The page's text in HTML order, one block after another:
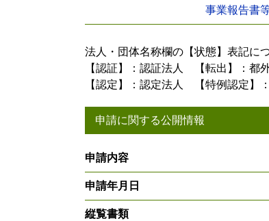
事業報告書
法人・団体名称欄の【状態】表記に
【認証】：認証法人 【転出】：
【認定】：認定法人 【特例認定】
申請に関する公開情報
申請内容
申請年月日
縦覧書類